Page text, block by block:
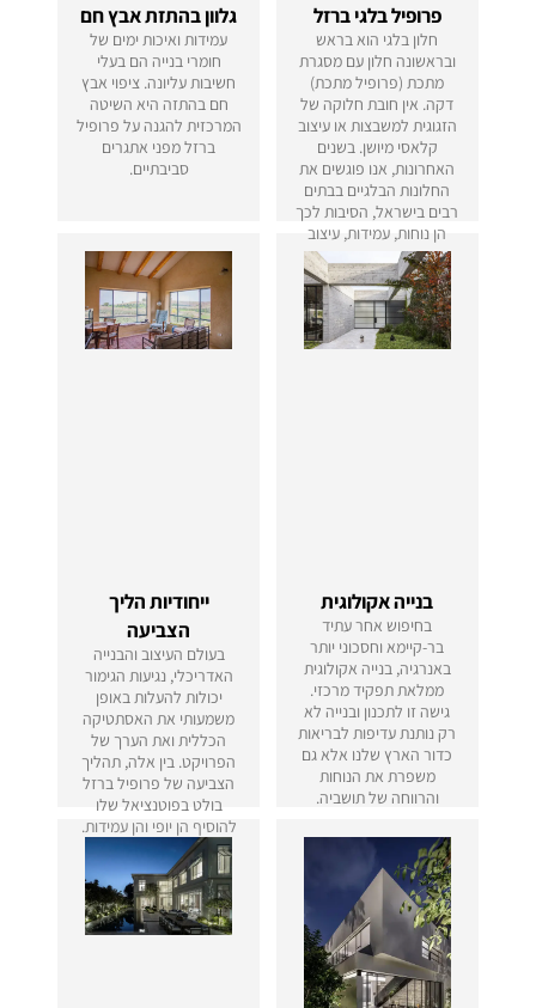
פרופיל בלגי ברזל
חלון בלגי הוא בראש
ובראשונה חלון עם מסגרת
מתכת (פרופיל מתכת)
דקה. אין חובת חלוקה של
הזגוגית למשבצות או עיצוב
קלאסי מיושן. בשנים
האחרונות, אנו פוגשים את
החלונות הבלגיים בבתים
רבים בישראל, הסיבות לכך
הן נוחות, עמידות, עיצוב
וירידת מחירים.
גלוון בהתזת אבץ חם
עמידות ואיכות ימים של
חומרי בנייה הם בעלי
חשיבות עליונה. ציפוי אבץ
חם בהתזה היא השיטה
המרכזית להגנה על פרופיל
ברזל מפני אתגרים
סביבתיים.
בנייה אקולוגית
בחיפוש אחר עתיד
בר-קיימא וחסכוני יותר
באנרגיה, בנייה אקולוגית
ממלאת תפקיד מרכזי.
גישה זו לתכנון ובנייה לא
רק נותנת עדיפות לבריאות
כדור הארץ שלנו אלא גם
משפרת את הנוחות
והרווחה של תושביה.
ייחודיות הליך
הצביעה
בעולם העיצוב והבנייה
האדריכלי, נגיעות הגימור
יכולות להעלות באופן
משמעותי את האסתטיקה
הכללית ואת הערך של
הפרויקט. בין אלה, תהליך
הצביעה של פרופיל ברזל
בולט בפוטנציאל שלו
להוסיף הן יופי והן עמידות.